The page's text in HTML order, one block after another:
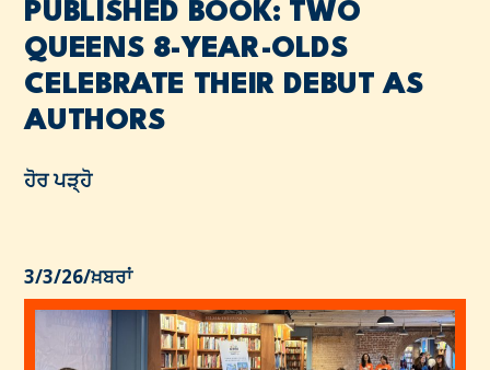
PUBLISHED BOOK: TWO
QUEENS 8-YEAR-OLDS
CELEBRATE THEIR DEBUT AS
AUTHORS
ਹੋਰ ਪੜ੍ਹੋ
3/3/26/ਖ਼ਬਰਾਂ